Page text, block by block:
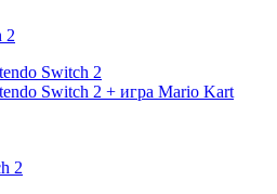
2
Switch 2
Switch 2 + игра Mario Kart
2